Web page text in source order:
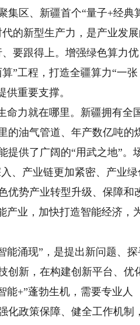
集区、新疆首个“量子+经典
的新型生产力，是产业发
要跟得上。增强绿色算力优
”工程，打造全疆算力“一张
重要支撑。
力就在哪里。新疆拥有全
的油气管道、年产数亿吨的
供了广阔的“用武之地”。
、产业链更加紧密、产业绿
优势产业转型升级、保障和
产业，加快打造智能经济，
涌现”，是提出新问题、探
创新，在构建创新平台、优
能+”蓬勃生机，需要专业人
化政策保障、健全工作机制，